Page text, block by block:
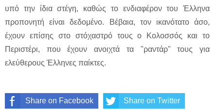
υπό την ίδια στέγη, καθώς το ενδιαφέρον του Έλληνα
προπονητή είναι δεδομένο. Βέβαια, τον ικανότατο άσο,
έχουν επίσης στο στόχαστρό τους ο Κολοσσός και το
Περιστέρι, που έχουν ανοιχτά τα "ραντάρ" τους για
ελεύθερους Έλληνες παίκτες.
Share on Facebook Share on Twitter